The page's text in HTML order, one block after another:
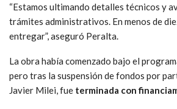
“Estamos ultimando detalles técnicos y
trámites administrativos. En menos de
entregar”, aseguró Peralta.
La obra había comenzado bajo el
pero tras la suspensión de fondos por
Javier Milei, fue terminada con